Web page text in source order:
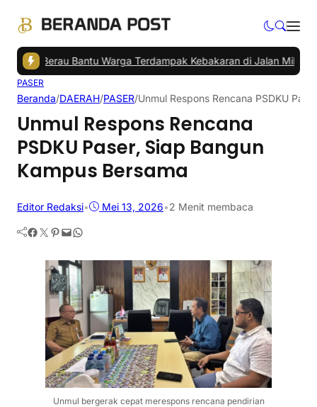
Berau Bantu Warga Terdampak Kebakaran di Jalan Milono|
PASER
Beranda/DAERAH/PASER/Unmul Respons Rencana PSDKU
Unmul Respons Rencana
PSDKU Paser, Siap Bangun
Kampus Bersama
Editor Redaksi• Mei 13, 2026•2 Menit membaca
Facebook Twitter Pinterest Mail WhatsApp
Unmul bergerak cepat merespons rencana pendirian